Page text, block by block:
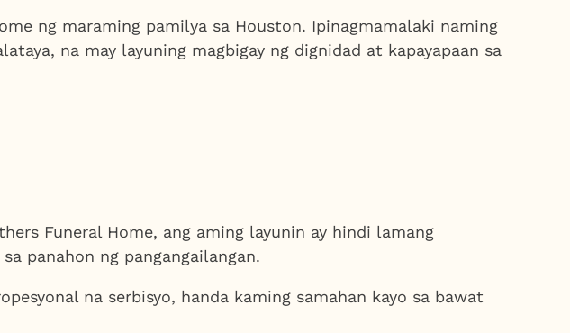
ng maraming pamilya sa Houston. Ipinagmamalaki naming
na may layuning magbigay ng dignidad at kapayapaan sa
Funeral Home, ang aming layunin ay hindi lamang
panahon ng pangangailangan.
na serbisyo, handa kaming samahan kayo sa bawat